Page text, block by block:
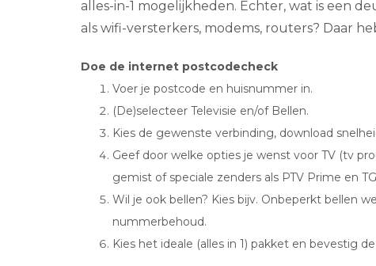
alles-in-1 mogelijkheden. Echter, wat is een
als wifi-versterkers, modems, routers? Daar
Doe de internet postcodecheck
Voer je postcode en huisnummer in.
(De)selecteer Televisie en/of Bellen.
Kies de gewenste verbinding, download
Geef door welke opties je wenst voor TV (tv
gemist of speciale zenders als PTV Prime en
Wil je ook bellen? Kies bijv. Onbeperkt bellen
nummerbehoud.
Kies het ideale (alles in 1) pakket en bevestig